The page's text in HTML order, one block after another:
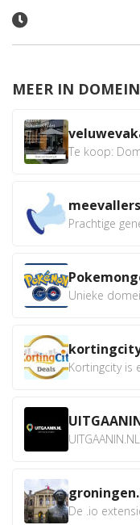
MEER IN